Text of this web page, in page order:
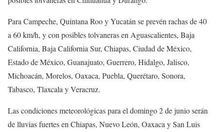
Para Campeche, Quintana Roo y Yucatán se prevén rachas de 40
a 60 km/h, y con posibles tolvaneras en Aguascalientes, Baja
California, Baja California Sur, Chiapas, Ciudad de México,
Estado de México, Guanajuato, Guerrero, Hidalgo, Jalisco,
Michoacán, Morelos, Oaxaca, Puebla, Querétaro, Sonora,
Tabasco, Tlaxcala y Veracruz.
Las condiciones meteorológicas para el domingo 2 de junio serán
de lluvias fuertes en Chiapas, Nuevo León, Oaxaca y San Luis